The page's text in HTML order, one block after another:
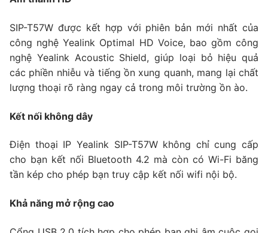
SIP-T57W được kết hợp với phiên bản mới nhất của
công nghệ Yealink Optimal HD Voice, bao gồm công
nghệ Yealink Acoustic Shield, giúp loại bỏ hiệu quả
các phiền nhiễu và tiếng ồn xung quanh, mang lại chất
lượng thoại rõ ràng ngay cả trong môi trường ồn ào.
Kết nối không dây
Điện thoại IP Yealink SIP-T57W không chỉ cung cấp
cho bạn kết nối Bluetooth 4.2 mà còn có Wi-Fi băng
tần kép cho phép bạn truy cập kết nối wifi nội bộ.
Khả năng mở rộng cao